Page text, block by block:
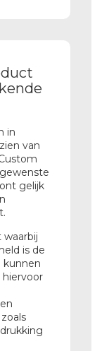
in
van
gelijk
is de
kunnen
hiervoor
en